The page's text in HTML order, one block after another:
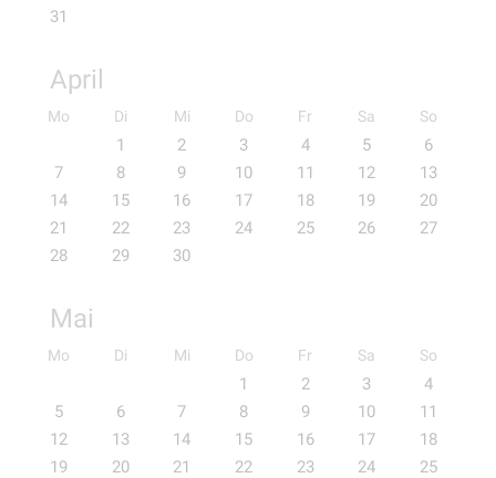
31
April
Mo Di Mi Do Fr Sa So
1 2 3 4 5
6
7
8 9 10 11 12
13
14
15 16 17 18 19
20
21
22 23 24 25 26
27
28
29 30
Mai
Mo Di Mi Do Fr Sa So
1 2 3
4
5
6 7 8 9 10
11
12
13 14 15 16 17
18
19
20 21 22 23 24
25